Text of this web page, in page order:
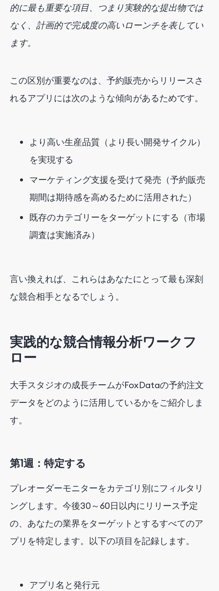
的に最も重要な項目、つまり実験的な提出物では
なく、計画的で完成度の高いローンチを表してい
ます。
この区別が重要なのは、予約販売からリリースさ
れるアプリには次のような傾向があるためです。
より高い生産品質（より長い開発サイクル）
を実現する
マーケティング支援を受けて発売（予約販売
期間は期待感を高めるために活用された）
既存のカテゴリーをターゲットにする（市場
調査は実施済み）
言い換えれば、これらはあなたにとって最も深刻
な競合相手となるでしょう。
実践的な競合情報分析ワークフ
ロー
大手スタジオの成長チームがFoxDataの予約注文
データをどのように活用しているかをご紹介しま
す。
第1週：特定する
プレオーダーモニターをカテゴリ別にフィルタリ
ングします。今後30～60日以内にリリース予定
の、あなたの業界をターゲットとするすべてのア
プリを特定します。以下の項目を記録します。
アプリ名と発行元